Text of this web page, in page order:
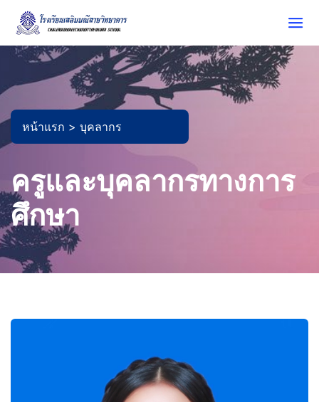
หน้าแรก > บุคลากร
ครูและบุคลากรทางการ
ศึกษา